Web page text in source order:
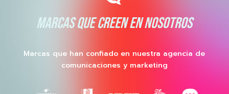
MARCAS QUE CREEN EN NOSOTROS
Marcas que han confiado en nuestra agencia de
comunicaciones y marketing